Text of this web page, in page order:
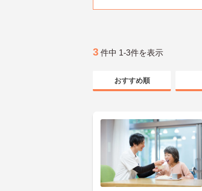
3 件中 1-3件を表示
おすすめ順